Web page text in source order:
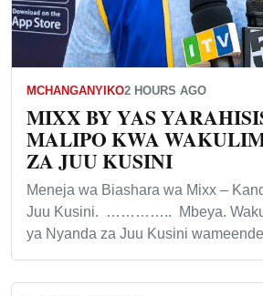
MCHANGANYIKO2 HOURS AGO
MIXX BY YAS
MALIPO KWA
ZA JUU KUSINI
Meneja wa Biashara wa Mixx –
Juu Kusini. ………….. Mbeya.
ya Nyanda za Juu Kusini